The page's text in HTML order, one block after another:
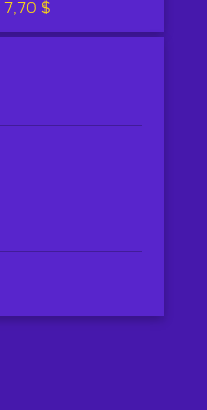
7,70 $